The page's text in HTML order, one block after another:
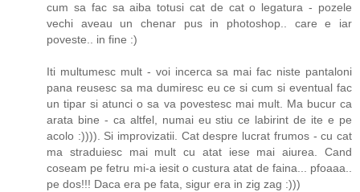
cum sa fac sa aiba totusi cat de cat o legatura - pozele
vechi aveau un chenar pus in photoshop.. care e iar
poveste.. in fine :)
Iti multumesc mult - voi incerca sa mai fac niste pantaloni
pana reusesc sa ma dumiresc eu ce si cum si eventual fac
un tipar si atunci o sa va povestesc mai mult. Ma bucur ca
arata bine - ca altfel, numai eu stiu ce labirint de ite e pe
acolo :)))). Si improvizatii. Cat despre lucrat frumos - cu cat
ma straduiesc mai mult cu atat iese mai aiurea. Cand
coseam pe fetru mi-a iesit o custura atat de faina... pfoaaa..
pe dos!!! Daca era pe fata, sigur era in zig zag :)))